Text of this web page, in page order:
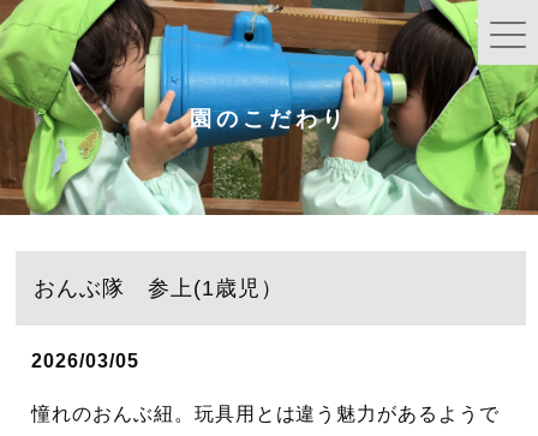
園のこだわり
おんぶ隊 参上(1歳児）
2026/03/05
憧れのおんぶ紐。玩具用とは違う魅力があるようで